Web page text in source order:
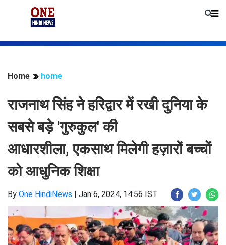
Home home
राजनाथ सिंह ने हरिद्वार में रखी दुनिया के
सबसे बड़े 'गुरुकुल' की
आधारशीला, एकसाथ मिलेगी हज़ारों बच्चों
को आधुनिक शिक्षा
By One HindiNews | Jan 6, 2024, 14:56 IST